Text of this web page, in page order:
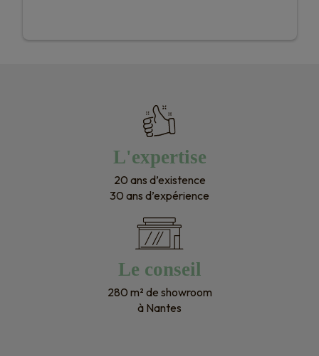
L'expertise
20 ans d’existence
30 ans d’expérience
Le conseil
280 m² de showroom
à Nantes